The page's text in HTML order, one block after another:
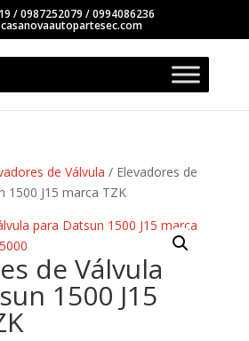
/ 0987252079 / 0994086236
de Válvula / Elevadores de
1500 J15 marca TZK
de Válvula
1500 J15